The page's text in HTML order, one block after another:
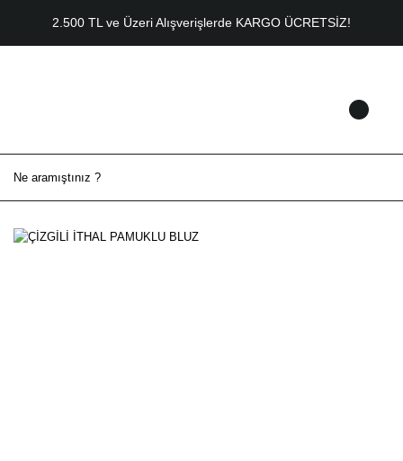
2.500 TL ve Üzeri Alışverişlerde KARGO ÜCRETSİZ!